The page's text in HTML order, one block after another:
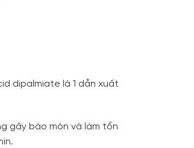
dipalmiate là 1 dẫn xuất
gây bào mòn và làm tổn